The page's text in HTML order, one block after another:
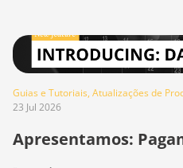
Guias e Tutoriais, Atualizações de
23 Jul 2026
Apresentamos: